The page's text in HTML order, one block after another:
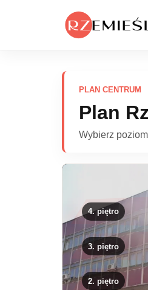
PLAN CENTRUM
Plan
Wybierz
4. piętro
3. piętro
2. piętro